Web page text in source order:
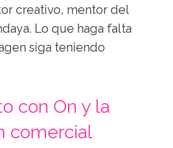
creativo, mentor del
Lo que haga falta
siga teniendo
con On y la
comercial